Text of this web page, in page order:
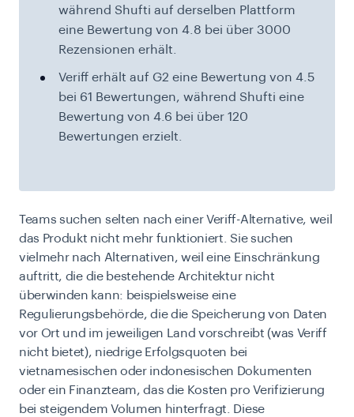
während Shufti auf derselben Plattform
eine Bewertung von 4.8 bei über 3000
Rezensionen erhält.
Veriff erhält auf G2 eine Bewertung von 4.5
bei 61 Bewertungen, während Shufti eine
Bewertung von 4.6 bei über 120
Bewertungen erzielt.
Teams suchen selten nach einer Veriff-Alternative, weil
das Produkt nicht mehr funktioniert. Sie suchen
vielmehr nach Alternativen, weil eine Einschränkung
auftritt, die die bestehende Architektur nicht
überwinden kann: beispielsweise eine
Regulierungsbehörde, die die Speicherung von Daten
vor Ort und im jeweiligen Land vorschreibt (was Veriff
nicht bietet), niedrige Erfolgsquoten bei
vietnamesischen oder indonesischen Dokumenten
oder ein Finanzteam, das die Kosten pro Verifizierung
bei steigendem Volumen hinterfragt. Diese